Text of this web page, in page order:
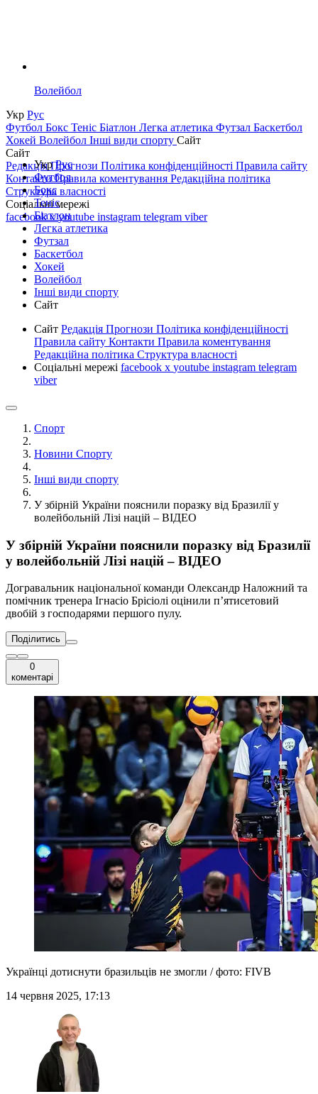
Волейбол
Укр Рус
Футбол Бокс Теніс Біатлон Легка атлетика Футзал Баскетбол
Хокей Волейбол Інші види спорту Сайт
Сайт
РедакціяПрогнози Політика конфіденційності Правила сайту
КонтактиПравила коментування Редакційна політика
Структура власності
Соціальні мережі
facebookxyoutube instagram telegram viber
УкрРус
Футбол
Бокс
Теніс
Біатлон
Легка атлетика
Футзал
Баскетбол
Хокей
Волейбол
Інші види спорту
Сайт
Сайт Редакція Прогнози Політика конфіденційності
Правила сайту Контакти Правила коментування
Редакційна політика Структура власності
Соціальні мережі facebook x youtube instagram telegram
viber
Спорт
Новини Спорту
Інші види спорту
У збірній України пояснили поразку від Бразилії у
волейбольній Лізі націй – ВІДЕО
У збірній України пояснили поразку від Бразилії
у волейбольній Лізі націй – ВІДЕО
Догравальник національної команди Олександр Наложний та
помічник тренера Ігнасіо Брісіолі оцінили п’ятисетовий
двобій з господарями першого пулу.
Поділитись
0
коментарі
Українці дотиснути бразильців не змогли / фото: FIVB
14 червня 2025, 17:13